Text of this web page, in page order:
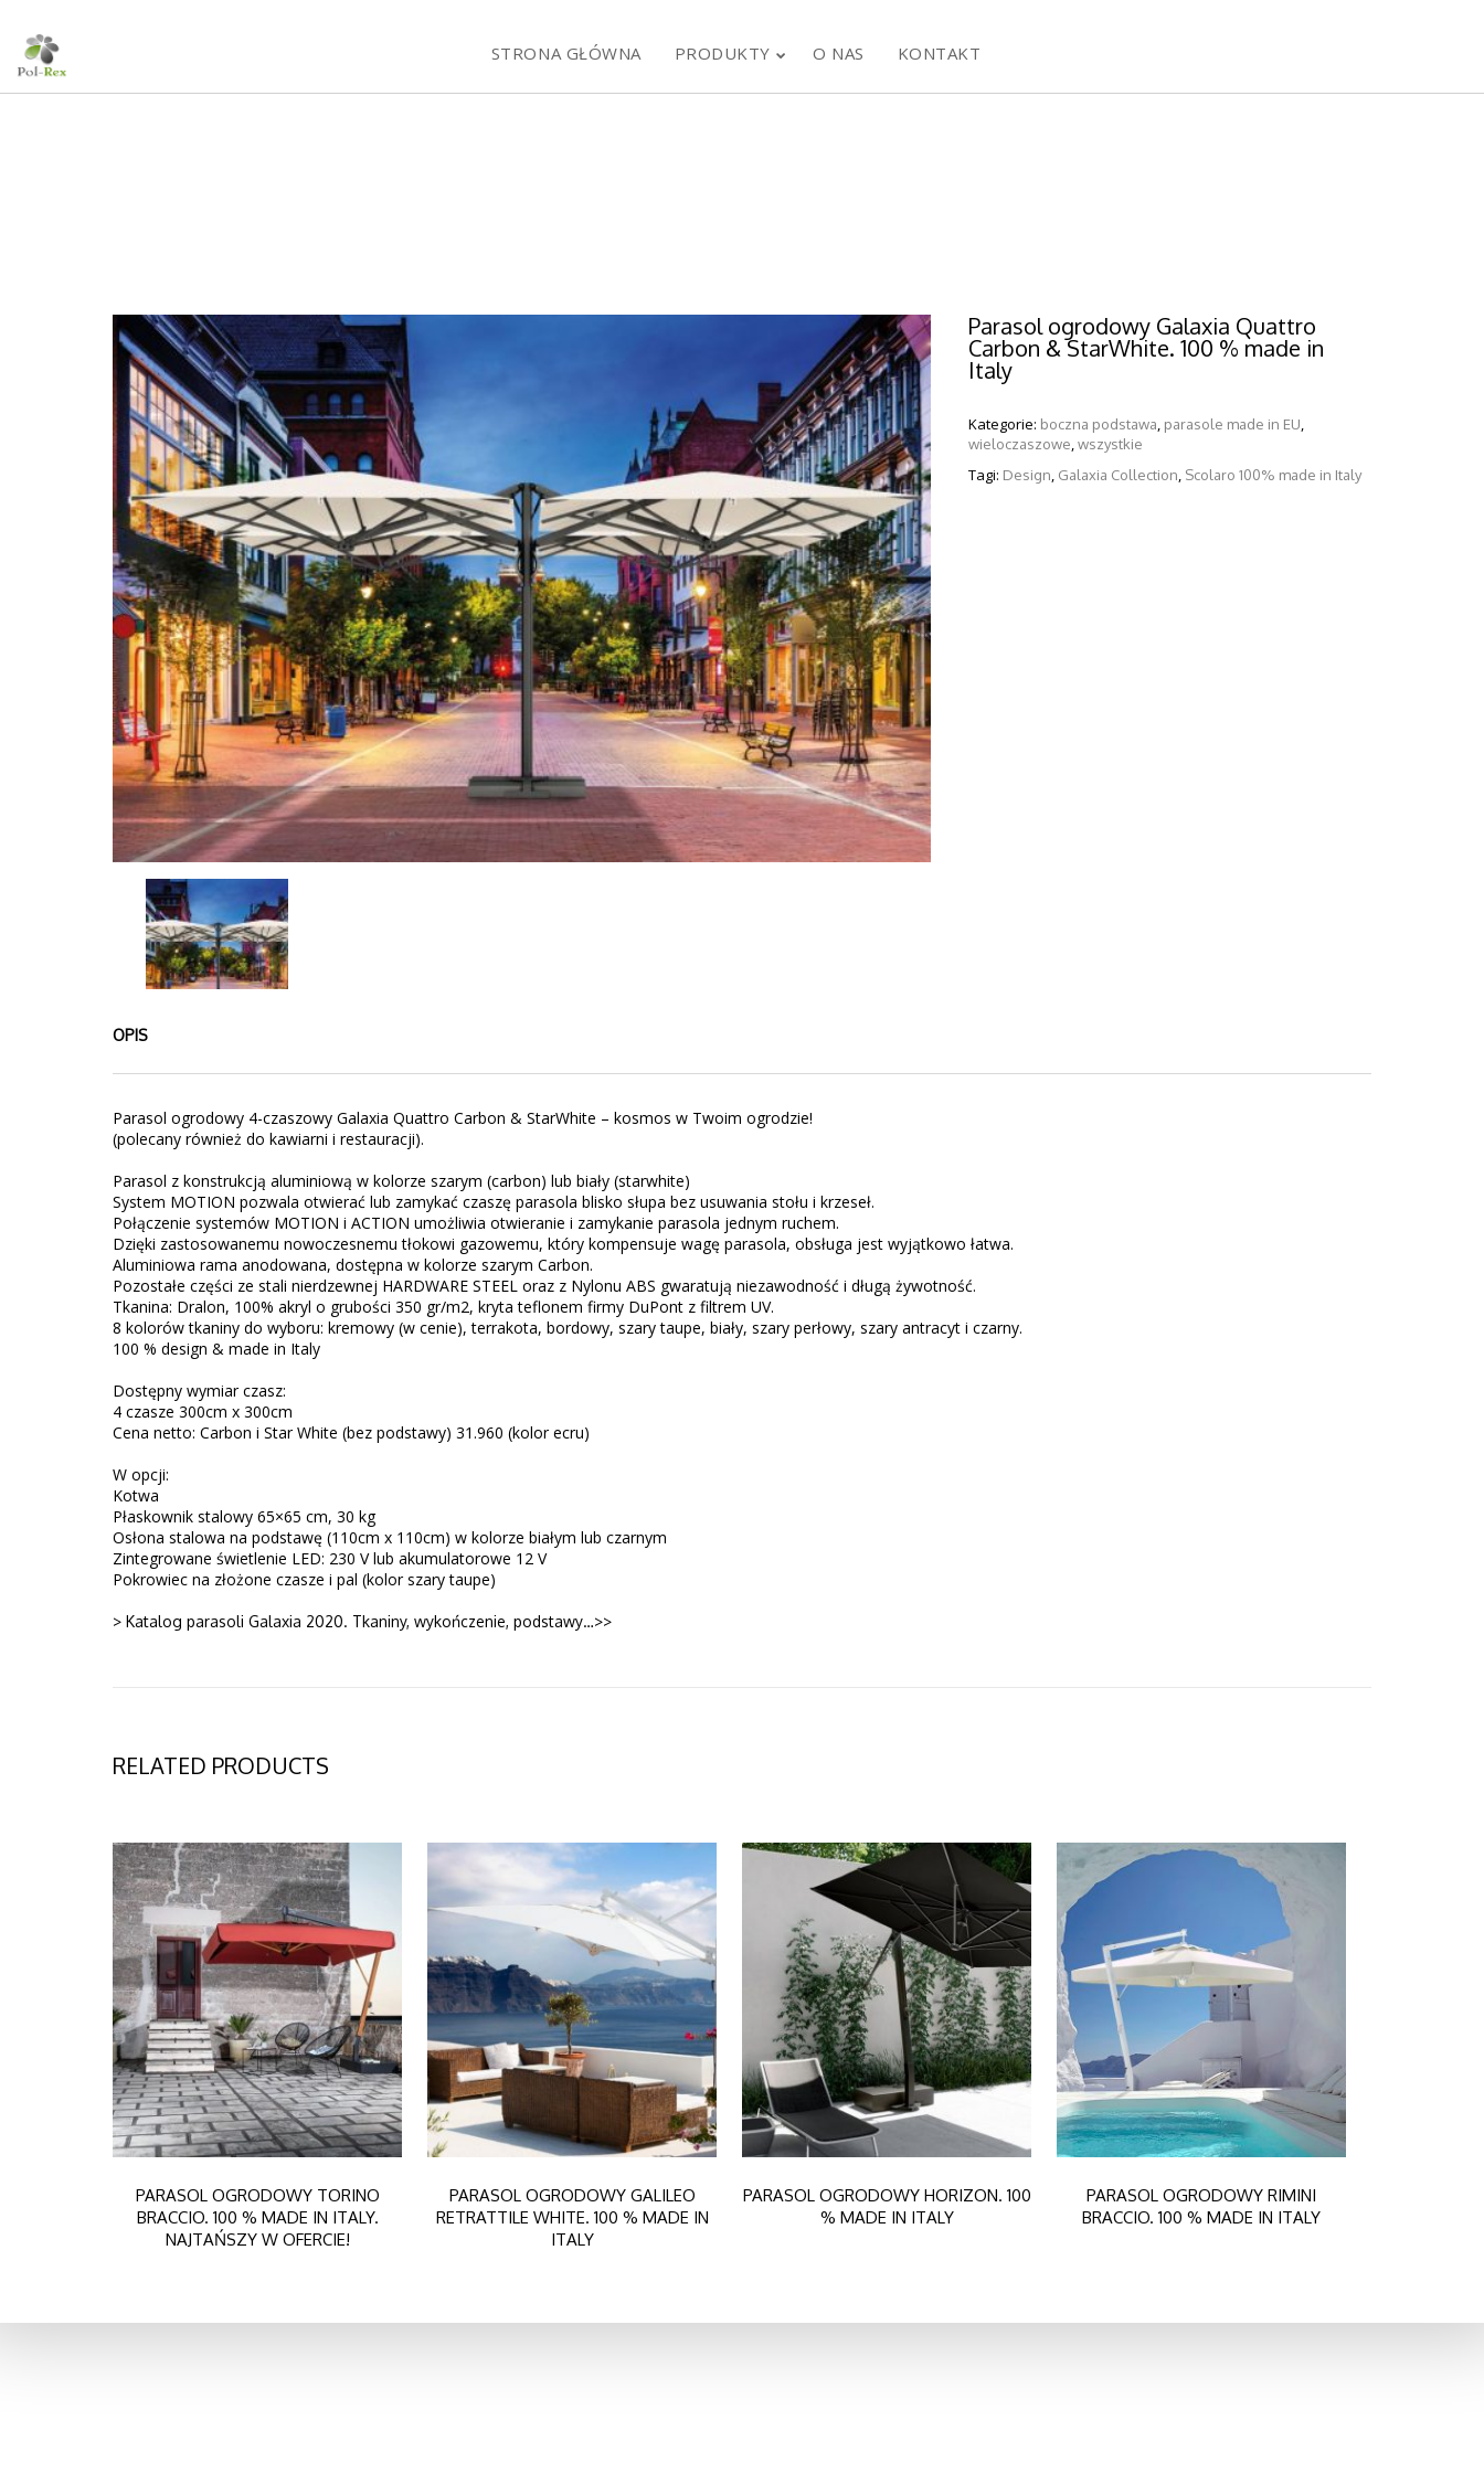
10
LISTOPAD
2024
MASURIA ARTE
SPA
WRZESIEŃ
2024
RESTAURACJA
FLAMING & CO W
WARSZAWIE
10
MAJ
2023
PARASOL PROSTOR P6
4-CZASZOWY
4
PAŹDZIERNIK
2022
PARASOLE
LEONARDO
BRACCIO
23
SIERPIEŃ
2021
PARASOLE
PALLADIO
STANDARD
STRONA GŁÓWNA PRODUKTY O NAS KONTAKT
Parasol ogrodowy Galaxia Quattro
Carbon & StarWhite. 100 % made in
Italy
Kategorie: boczna podstawa, parasole made in EU,
wieloczaszowe,wszystkie
Tagi: Design, Galaxia Collection, Scolaro 100% made in Italy
OPIS
Parasol ogrodowy 4-czaszowy Galaxia Quattro Carbon & StarWhite – kosmos w Twoim ogrodzie!
(polecany również do kawiarni i restauracji).
Parasol z konstrukcją aluminiową w kolorze szarym (carbon) lub biały (starwhite)
System MOTION pozwala otwierać lub zamykać czaszę parasola blisko słupa bez usuwania stołu i krzeseł.
Połączenie systemów MOTION i ACTION umożliwia otwieranie i zamykanie parasola jednym ruchem.
Dzięki zastosowanemu nowoczesnemu tłokowi gazowemu, który kompensuje wagę parasola, obsługa jest wyjątkowo łatwa.
Aluminiowa rama anodowana, dostępna w kolorze szarym Carbon.
Pozostałe części ze stali nierdzewnej HARDWARE STEEL oraz z Nylonu ABS gwaratują niezawodność i długą żywotność.
Tkanina: Dralon, 100% akryl o grubości 350 gr/m2, kryta teflonem firmy DuPont z filtrem UV.
8 kolorów tkaniny do wyboru: kremowy (w cenie), terrakota, bordowy, szary taupe, biały, szary perłowy, szary antracyt i czarny.
100 % design & made in Italy
Dostępny wymiar czasz:
4 czasze 300cm x 300cm
Cena netto: Carbon i Star White (bez podstawy) 31.960 (kolor ecru)
W opcji:
Kotwa
Płaskownik stalowy 65×65 cm, 30 kg
Osłona stalowa na podstawę (110cm x 110cm) w kolorze białym lub czarnym
Zintegrowane świetlenie LED: 230 V lub akumulatorowe 12 V
Pokrowiec na złożone czasze i pal (kolor szary taupe)
> Katalog parasoli Galaxia 2020. Tkaniny, wykończenie, podstawy…>>
RELATED PRODUCTS
PARASOL OGRODOWY TORINO
BRACCIO. 100 % MADE IN ITALY.
NAJTAŃSZY W OFERCIE!
PARASOL OGRODOWY GALILEO
RETRATTILE WHITE. 100 % MADE IN
ITALY
PARASOL OGRODOWY HORIZON. 100
% MADE IN ITALY
PARASOL OGRODOWY RIMINI
BRACCIO. 100 % MADE IN ITALY